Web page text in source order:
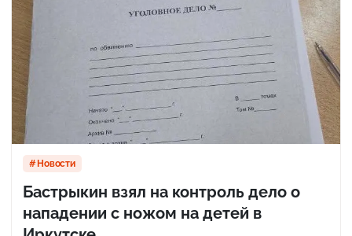
Новости
Бастрыкин взял на контроль дело о
нападении с ножом на детей в